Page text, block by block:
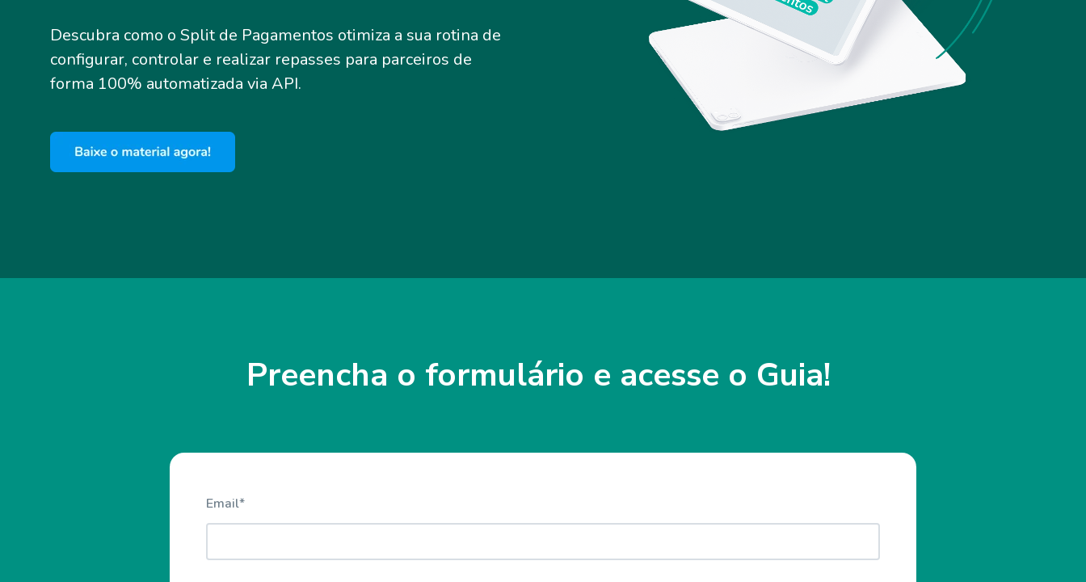
Descubra como o Split de Pagamentos otimiza a sua rotina de
configurar, controlar e realizar repasses para parceiros de
forma 100% automatizada via API.
Preencha o formulário e acesse o Guia!
Email*